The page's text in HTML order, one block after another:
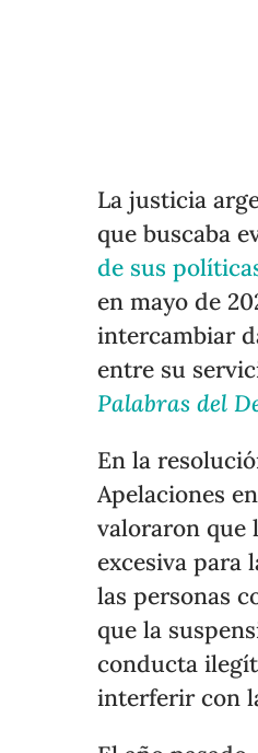
La justicia
que buscaba
de sus
en mayo de
intercambiar
entre su
Palabras del
En la
Apelaciones
valoraron que
excesiva para
las personas
que la
conducta
interferir con